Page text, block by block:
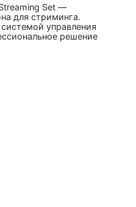
Set —
для стриминга.
управления
решение